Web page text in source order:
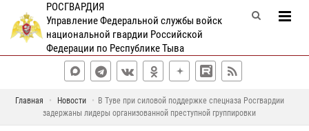
РОСГВАРДИЯ
Управление Федеральной службы войск
национальной гвардии Российской
Федерации по Республике Тыва
Главная Новости
В Туве при силовой поддержке спецназа Росгвардии
задержаны лидеры организованной преступной группировки